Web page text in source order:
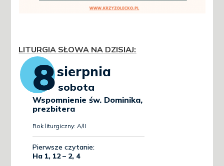
LITURGIA SŁOWA NA DZISIAJ: